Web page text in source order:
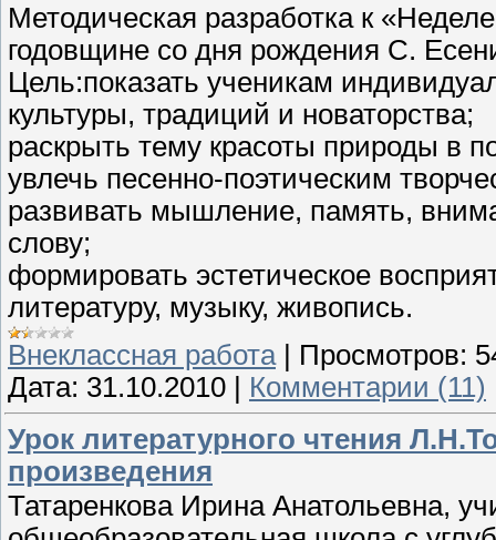
Методическая разработка к
годовщине со дня рождения С.
Цель:показать ученикам
культуры, традиций и новаторства;
раскрыть тему красоты природы в
увлечь песенно-поэтическим
развивать мышление, память,
слову;
формировать эстетическое
литературу, музыку, живопись.
Внеклассная работа | Просмотров:
Дата: 31.10.2010 | Комментарии (11)
Урок литературного чтения
произведения
Татаренкова Ирина Анатольевна,